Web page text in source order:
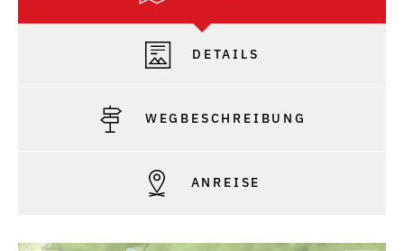
DETAILS
WEGBESCHREIBUNG
ANREISE